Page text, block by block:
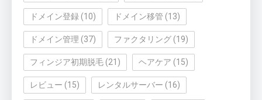
ドメイン登録 (10) ドメイン移管 (13)
ドメイン管理 (37) ファクタリング (19)
フィンジア初期脱毛 (21) ヘアケア (15)
レビュー (15) レンタルサーバー (16)